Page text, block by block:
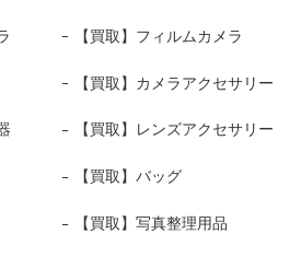
【買取】フィルムカメラ
【買取】カメラアクセサリー
【買取】レンズアクセサリー
【買取】バッグ
【買取】写真整理用品